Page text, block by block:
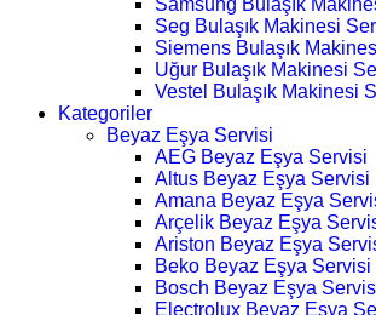
Seg Bulaşık Makinesi
Siemens Bulaşık
Uğur Bulaşık Makinesi
Vestel Bulaşık Makinesi
Kategoriler
Beyaz Eşya Servisi
AEG Beyaz Eşya Servisi
Altus Beyaz Eşya Servisi
Amana Beyaz Eşya
Arçelik Beyaz Eşya
Ariston Beyaz Eşya
Beko Beyaz Eşya Servisi
Bosch Beyaz Eşya
Electrolux Beyaz Eşya